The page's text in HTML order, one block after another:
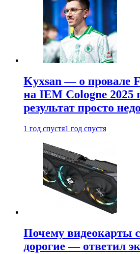
Kyxsan — о провале
на IEM Cologne 2025
результат просто
1 год спустя1 год спустя
Почему видеокарты
дорогие — ответил